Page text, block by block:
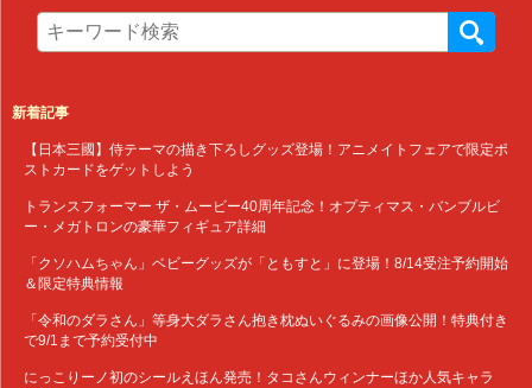
新着記事
【日本三國】侍テーマの描き下ろしグッズ登場！アニメイトフェアで限定ポ
ストカードをゲットしよう
トランスフォーマー ザ・ムービー40周年記念！オプティマス・バンブルビ
ー・メガトロンの豪華フィギュア詳細
「クソハムちゃん」ベビーグッズが「ともすと」に登場！8/14受注予約開始
＆限定特典情報
「令和のダラさん」等身大ダラさん抱き枕ぬいぐるみの画像公開！特典付き
で9/1まで予約受付中
にっこりーノ初のシールえほん発売！タコさんウィンナーほか人気キャラ